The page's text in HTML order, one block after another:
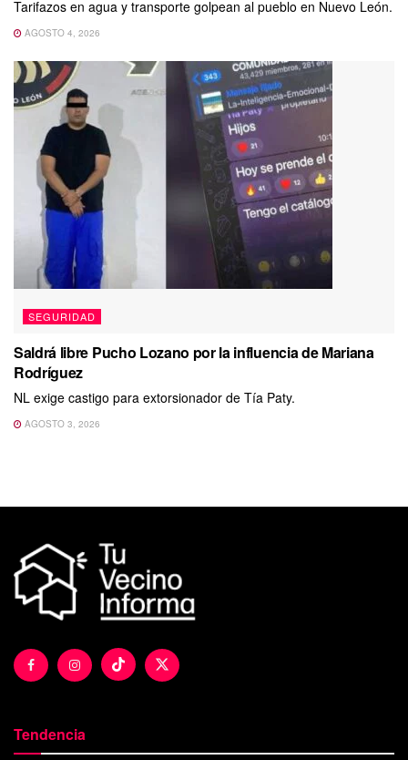
Tarifazos en agua y transporte golpean al pueblo en Nuevo León.
AGOSTO 4, 2026
SEGURIDAD
Saldrá libre Pucho Lozano por la influencia de Mariana
Rodríguez
NL exige castigo para extorsionador de Tía Paty.
AGOSTO 3, 2026
Tendencia